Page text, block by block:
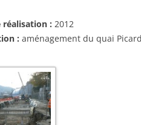
réalisation : 2012
: aménagement du quai